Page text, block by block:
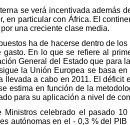
se verá incentivada además
en particular con África. El
una creciente clase media.
ha de hacerse dentro de
En lo que se refiere al
General del Estado que para
la Unión Europea se basa
a cabo en 2011. El déficit
estima en función de la
para su aplicación a nivel de
Ministros celebrado el pasado
autónomas en el - 0,3 % del